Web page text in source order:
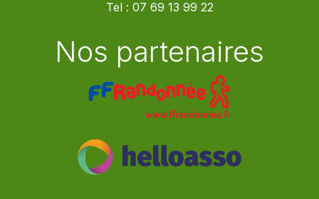
Tel : 07 69 13 99 22
Nos partenaires